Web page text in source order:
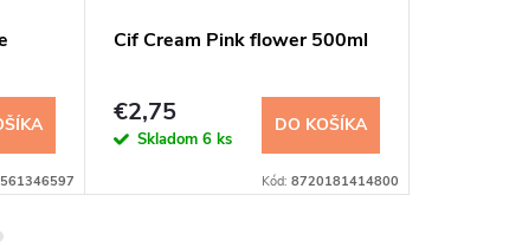
Cif Cream Pink flower 500ml
€2,75
Skladom 6 ks
DO KOŠÍKA
Kód: 8720181414800